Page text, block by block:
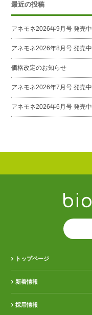
最近の投稿
アネモネ2026年9月号 発売中
アネモネ2026年8月号 発売中
価格改定のお知らせ
アネモネ2026年7月号 発売中
アネモネ2026年6月号 発売中
トップページ
新着情報
採用情報